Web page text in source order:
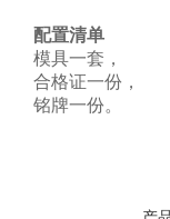
配置清单
模具一套，
合格证一份，
铭牌一份。